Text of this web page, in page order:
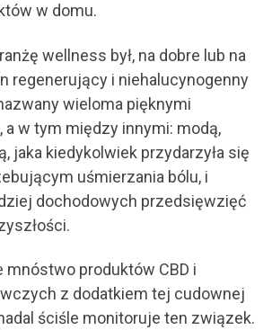
w domu.
wellness był, na dobre lub na
regenerujący i niehalucynogenny
wieloma pięknymi
a w tym między innymi: modą,
jaka kiedykolwiek przydarzyła się
uśmierzania bólu, i
dochodowych przedsięwzięć
mnóstwo produktów CBD i
z dodatkiem tej cudownej
ściśle monitoruje ten związek.